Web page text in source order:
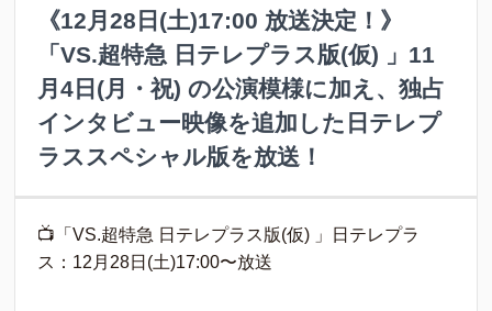
《12月28日(土)17:00 放送決定！》
「VS.超特急 日テレプラス版(仮) 」11
月4日(月・祝) の公演模様に加え、独占
インタビュー映像を追加した日テレプ
ラススペシャル版を放送！
📺「VS.超特急 日テレプラス版(仮) 」日テレプラ
ス：12月28日(土)17:00〜放送